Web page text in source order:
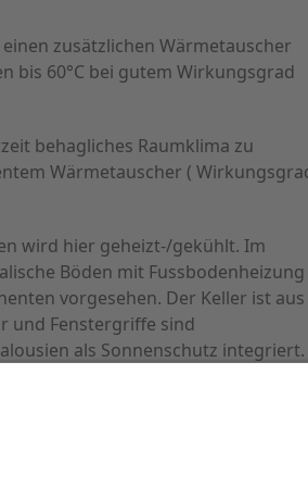
zusätzlichen Wärmetauscher
bis 60°C bei gutem Wirkungsgrad
behagliches Raumklima zu
Wärmetauscher (
wird hier geheizt-/gekühlt. Im
Böden mit Fussbodenheizung
vorgesehen. Der Keller ist aus
und Fenstergriffe sind
als Sonnenschutz integriert.
Schalter und